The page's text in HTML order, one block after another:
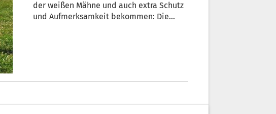
der weißen Mähne und auch extra Schutz
und Aufmerksamkeit bekommen: Die
unterstützen.